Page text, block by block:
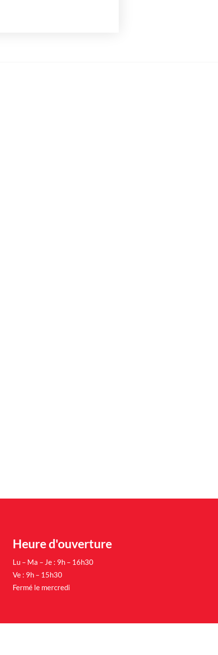
Heure d'ouverture
Lu – Ma – Je : 9h – 16h30
Ve : 9h – 15h30
Fermé le mercredi